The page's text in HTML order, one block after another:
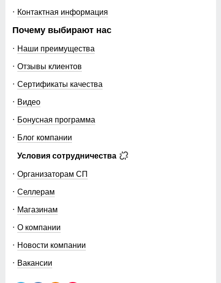
Контактная информация
Почему выбирают нас
Наши преимущества
Отзывы клиентов
Сертификаты качества
Видео
Бонусная программа
Блог компании
Условия сотрудничества
Организаторам СП
Селлерам
Магазинам
О компании
Новости компании
Вакансии